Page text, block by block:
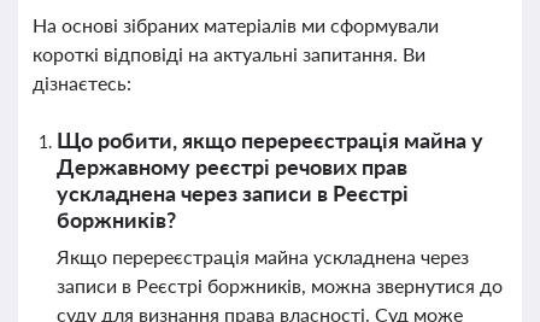
На основі зібраних матеріалів ми сформували
короткі відповіді на актуальні запитання. Ви
дізнаєтесь:
Що робити, якщо перереєстрація майна у
Державному реєстрі речових прав
ускладнена через записи в Реєстрі
боржників?
Якщо перереєстрація майна ускладнена через
записи в Реєстрі боржників, можна звернутися до
суду для визнання права власності. Суд може